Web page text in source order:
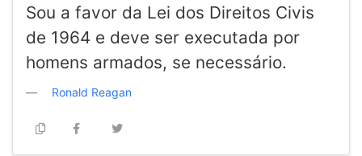
Sou a favor da Lei dos Direitos Civis
de 1964 e deve ser executada por
homens armados, se necessário.
Ronald Reagan